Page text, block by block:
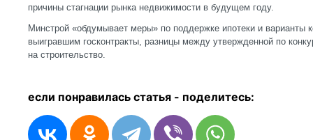
причины стагнации рынка недвижимости в будущем году.
Минстрой «обдумывает меры» по поддержке ипотеки и варианты
выигравшим госконтракты, разницы между утвержденной по
на строительство.
если понравилась статья - поделитесь: